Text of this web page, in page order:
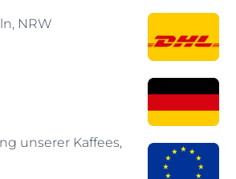
, NRW
unserer Kaffees,